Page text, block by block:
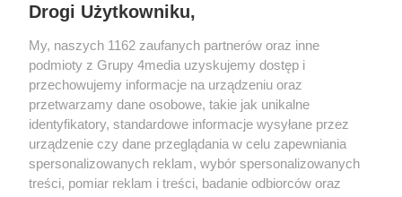
Drogi Użytkowniku,
My, naszych 1162 zaufanych partnerów oraz inne
podmioty z Grupy 4media uzyskujemy dostęp i
przechowujemy informacje na urządzeniu oraz
przetwarzamy dane osobowe, takie jak unikalne
identyfikatory, standardowe informacje wysyłane przez
urządzenie czy dane przeglądania w celu zapewniania
spersonalizowanych reklam, wybór spersonalizowanych
treści, pomiar reklam i treści, badanie odbiorców oraz